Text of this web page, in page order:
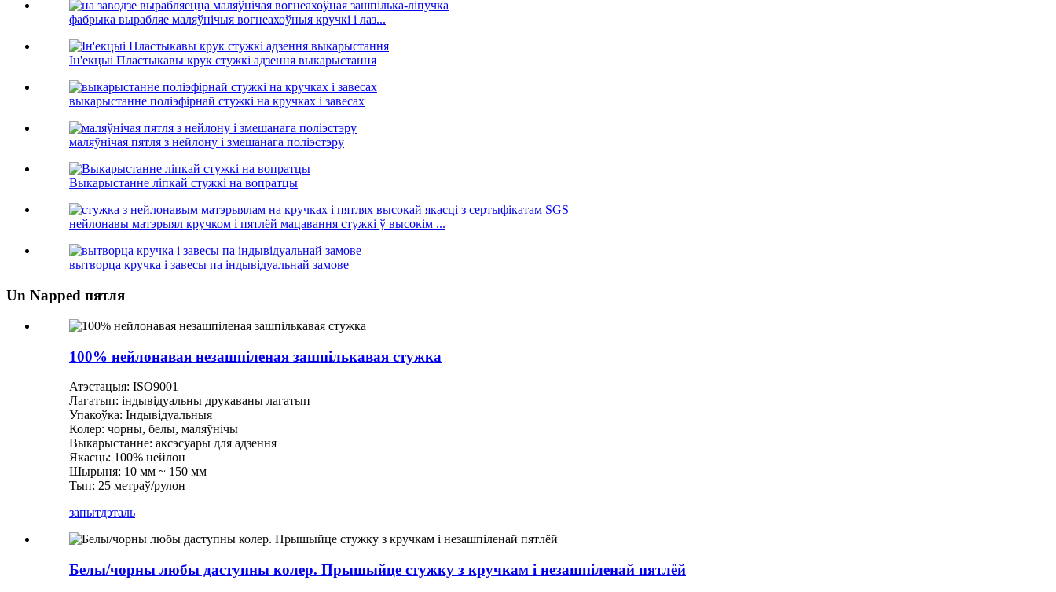
фабрыка вырабляе маляўнічыя вогнеахоўныя кручкі і лаз...
Ін'екцыі Пластыкавы крук стужкі адзення выкарыстання
выкарыстанне поліэфірнай стужкі на кручках і завесах
маляўнічая пятля з нейлону і змешанага поліэстэру
Выкарыстанне ліпкай стужкі на вопратцы
нейлонавы матэрыял кручком і пятлёй мацавання стужкі ў высокім ...
вытворца кручка і завесы па індывідуальнай замове
Un Napped пятля
100% нейлонавая незашпіленая зашпількавая стужка
Атэстацыя: ISO9001
Лагатып: індывідуальны друкаваны лагатып
Упакоўка: Індывідуальныя
Колер: чорны, белы, маляўнічы
Выкарыстанне: аксэсуары для адзення
Якасць: 100% нейлон
Шырыня: 10 мм ~ 150 мм
Тып: 25 метраў/рулон
запытдэталь
Белы/чорны любы даступны колер. Прышыйце стужку з кручкам і незашпіленай пятлёй